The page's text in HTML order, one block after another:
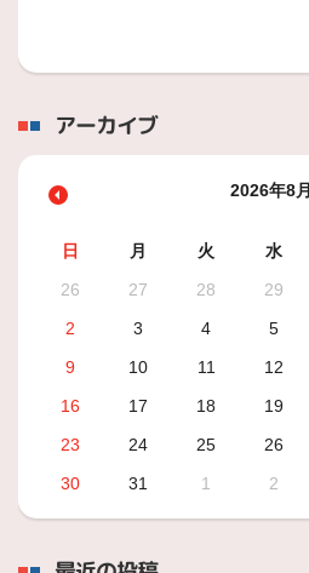
アーカイブ
2026年8月
日 月 火 水
26
27 28 29
2
3 4 5
9
10 11 12
16
17 18 19
23
24 25 26
30
31 1 2